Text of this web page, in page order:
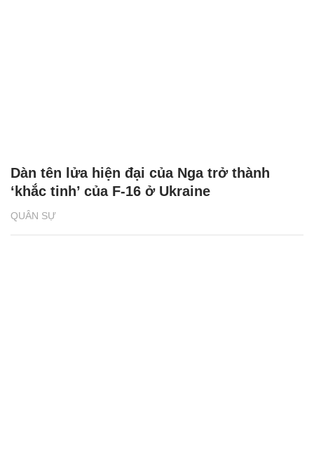
QUÂN SỰ
Dàn tên lửa hiện đại của Nga trở thành
‘khắc tinh’ của F-16 ở Ukraine